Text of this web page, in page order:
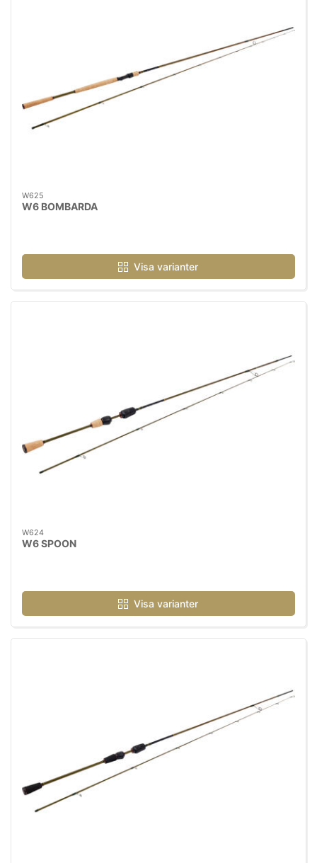
W625
W6 BOMBARDA
Visa varianter
W624
W6 SPOON
Visa varianter